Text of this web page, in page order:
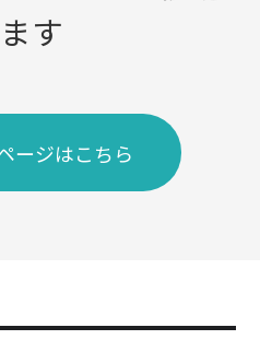
す
ージはこちら